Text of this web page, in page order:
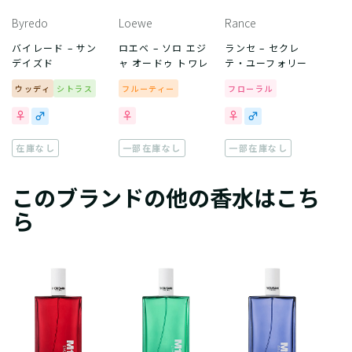
Byredo
バイレード – サン
デイズド
ウッディ シトラス
在庫なし
Loewe
ロエベ – ソロ エジ
ャ オードゥ トワレ
フルーティー
一部在庫なし
Rance
ランセ – セクレ
テ・ユーフォリー
フローラル
一部在庫なし
このブランドの他の香水はこち
ら